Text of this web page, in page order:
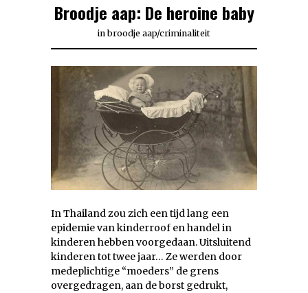
Broodje aap: De heroine baby
in broodje aap/criminaliteit
In Thailand zou zich een tijd lang een
epidemie van kinderroof en handel in
kinderen hebben voorgedaan. Uitsluitend
kinderen tot twee jaar… Ze werden door
medeplichtige “moeders” de grens
overgedragen, aan de borst gedrukt,